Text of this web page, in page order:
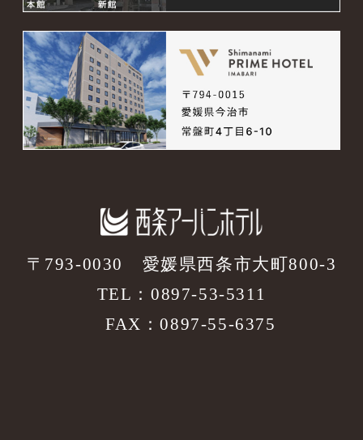
〒793-0030
愛媛県西条市大町800-3
TEL：0897-53-5311
FAX：0897-55-6375